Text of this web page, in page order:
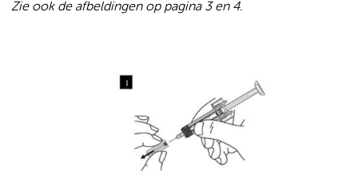
Zie ook de afbeldingen op pagina 3 en 4.